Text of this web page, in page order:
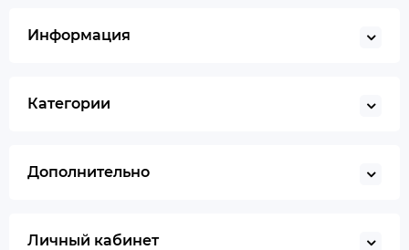
Информация
Категории
Дополнительно
Личный кабинет